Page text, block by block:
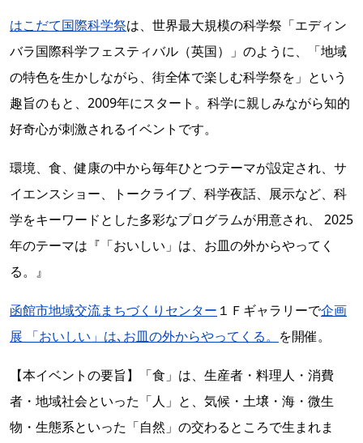
はこだて国際科学祭は、世界最大規模の科学祭「エディン
バラ国際科学フェスティバル（英国）」のように、「地域
の特色を生かしながら、街全体で楽しむ科学祭を」という
趣旨のもと、2009年にスタート。科学に親しみながら知的
好奇心が刺激されるイベントです。
環境、食、健康の中から毎年ひとつテーマが設定され、サ
イエンスショー、トークライブ、科学夜話、展示など、科
学をキーワードとした多彩なプログラムが用意され、 2025
年のテーマは『「おいしい」は、お皿の外からやってく
る。』
函館市地域交流まちづくりセンター １Ｆギャラリーで企画
展 「おいしい」は､お皿の外からやってくる。 を開催。
【本イベントの要旨】「食」は、生産者・料理人・消費
者・地域社会といった「人」と、気候・土壌・海・微生
物・生態系といった「自然」の交わるところで生まれま